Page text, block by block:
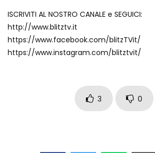
Due navi USA si scontrano
ISCRIVITI AL NOSTRO CANALE e SEGUICI:
http://www.blitztv.it
https://www.facebook.com/blitzTVit/
https://www.instagram.com/blitztvit/
3 0